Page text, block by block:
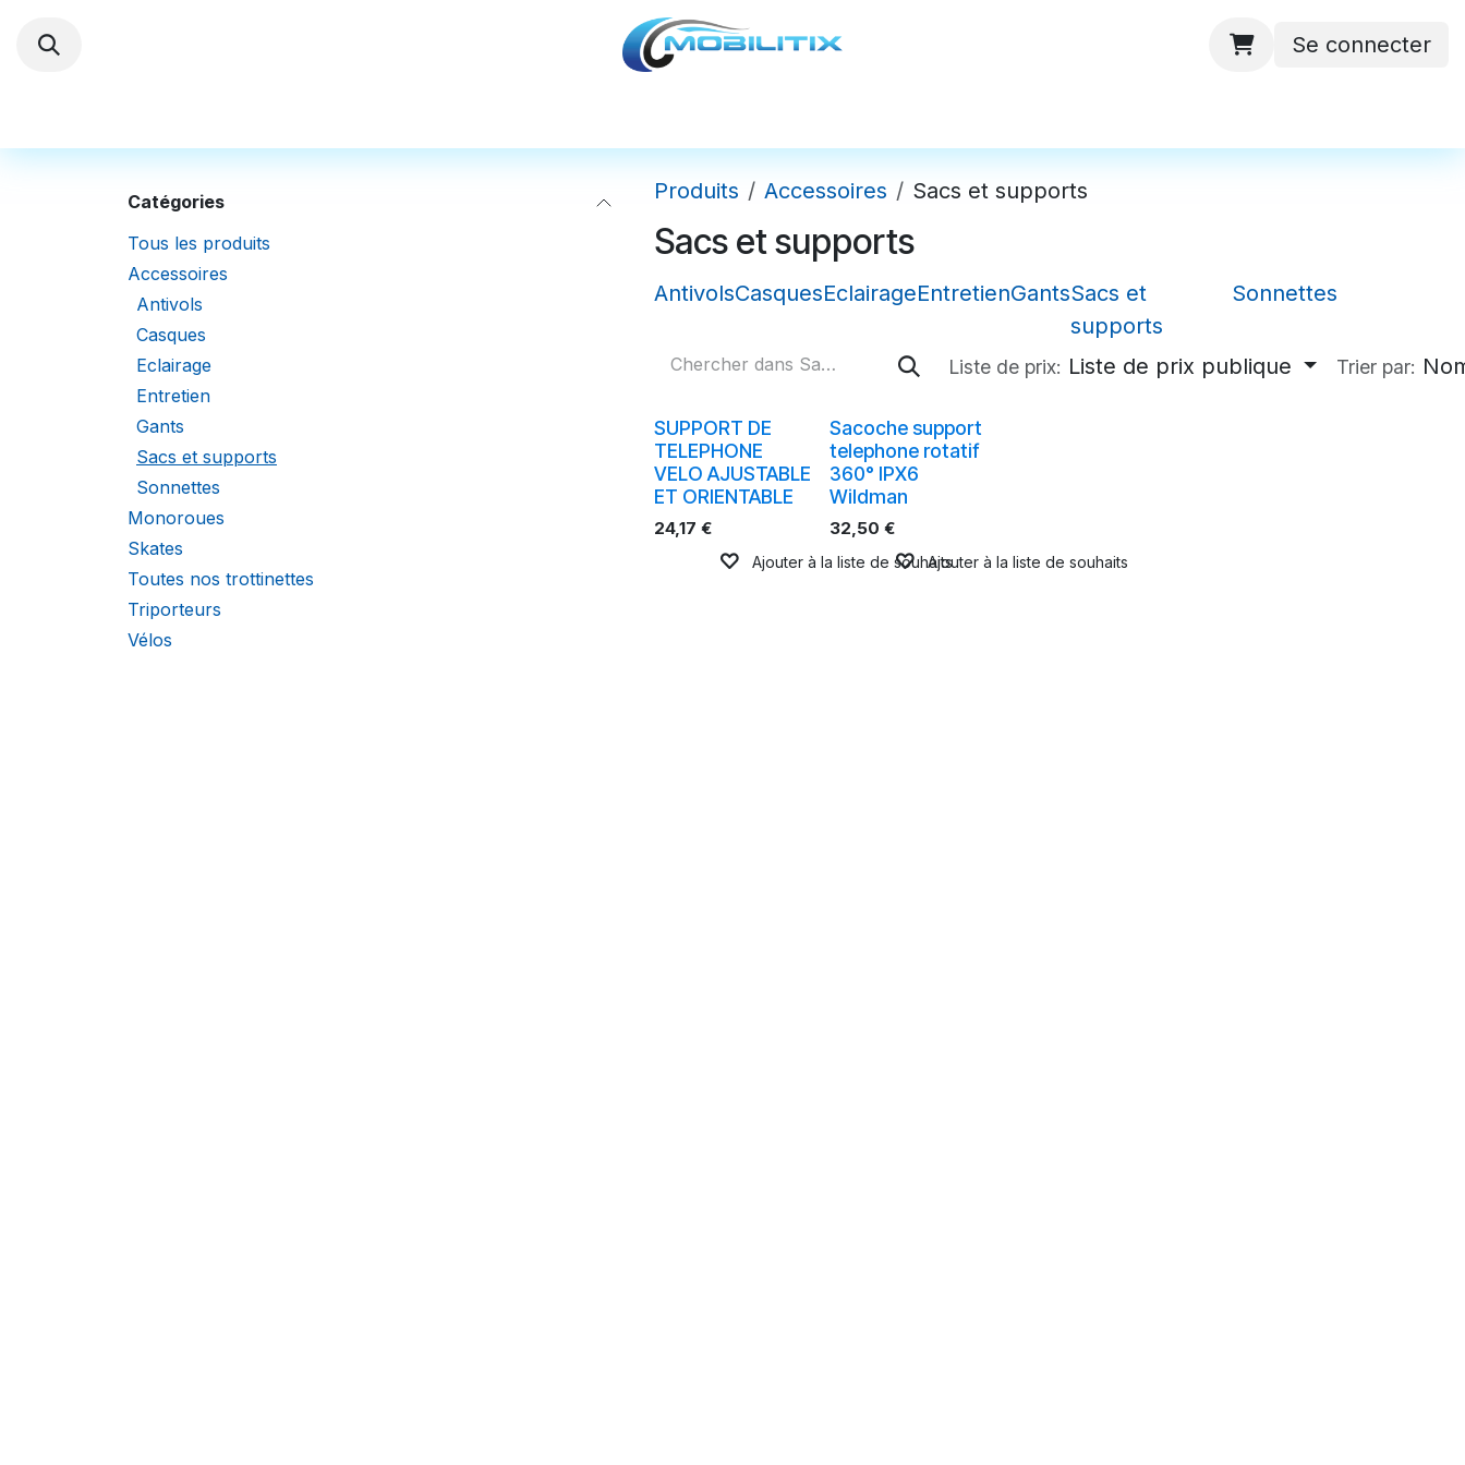
Se connecter
Catégories
Tous les produits
Accessoires
Antivols
Casques
Eclairage
Entretien
Gants
Sacs et supports
Sonnettes
Monoroues
Skates
Toutes nos trottinettes
Triporteurs
Vélos
Produits Accessoires Sacs et supports
Sacs et supports
AntivolsCasquesEclairageEntretienGantsSacs et
supports
Sonnettes
Liste de prix: Liste de prix publique Trier par:
SUPPORT DE
TELEPHONE
VELO AJUSTABLE
ET ORIENTABLE
24,17 €
Ajouter à la liste de souhaits
Sacoche support
telephone rotatif
360° IPX6
Wildman
32,50 €
Ajouter à la liste de souhaits